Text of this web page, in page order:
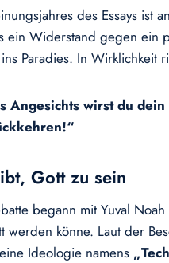
des Essays ist
ein Widerstand gegen ein
Paradies. In Wirklichkeit
Angesichts wirst du
Gott zu sein
begann mit Yuval
werden könne. Laut der
Ideologie namens